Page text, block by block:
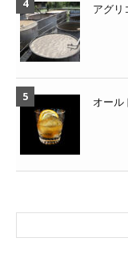
アグリ
オール